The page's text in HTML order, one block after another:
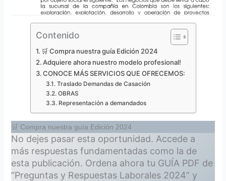
Contenido
🛒 Compra nuestra guía Edición 2024
Adquiere ahora nuestro modelo profesional!
CONOCE MÁS SERVICIOS QUE OFRECEMOS:
Traslado Demandas de Casación
OBRAS
Representación a demandados
🛒 Compra nuestra guía Edición 2024
No dejes pasar esta oportunidad. Accede a
más respuestas fundamentadas como la de
esta publicación. Ordena ahora tu GUÍA PDF de
“Preguntas y Respuestas Laborales 2024” y